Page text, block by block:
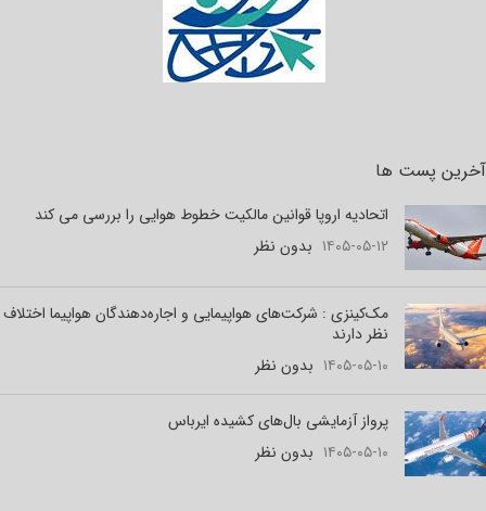
آخرین پست ها
اتحادیه اروپا قوانین مالکیت خطوط هوایی را بررسی می کند
۱۴۰۵-۰۵-۱۲ بدون نظر
مک‌کینزی : شرکت‌های هواپیمایی و اجاره‌دهندگان هواپیما اختلاف
نظر دارند
۱۴۰۵-۰۵-۱۰ بدون نظر
پرواز آزمایشی بال‌های کشیده ایرباس
۱۴۰۵-۰۵-۱۰ بدون نظر